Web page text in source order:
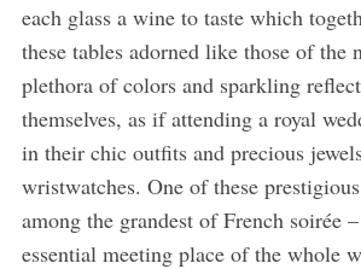
each glass a wine to taste which
these tables adorned like those of the
plethora of colors and sparkling
themselves, as if attending a royal
in their chic outfits and precious
wristwatches. One of these
among the grandest of French soirée
essential meeting place of the whole